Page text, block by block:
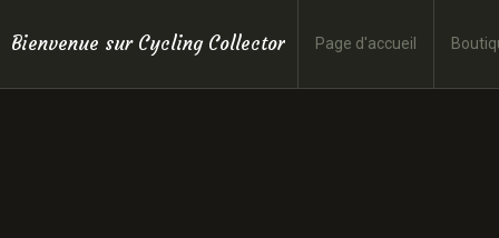
Bienvenue sur Cycling Collector Page d'accueil